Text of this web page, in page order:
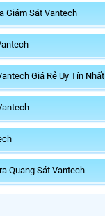
Giám Sát Vantech
Giá Rẻ Uy Tín Nhất
Quang Sát Vantech